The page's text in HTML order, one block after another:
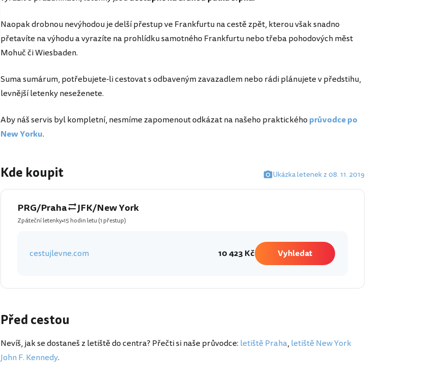
Naopak drobnou nevýhodou je delší přestup ve Frankfurtu na cestě zpět, kterou však snadno
přetavíte na výhodu a vyrazíte na prohlídku samotného Frankfurtu nebo třeba pohodových měst
Mohuč či Wiesbaden.
Suma sumárum, potřebujete-li cestovat s odbaveným zavazadlem nebo rádi plánujete v předstihu,
levnější letenky neseženete.
Aby náš servis byl kompletní, nesmíme zapomenout odkázat na našeho praktického průvodce po
New Yorku.
Kde koupit Ukázka letenek z 08. 11. 2019
PRG/Praha JFK/New York
Zpáteční letenky15 hodin letu (1 přestup)
cestujlevne.com 10 423 Kč Vyhledat
Před cestou
Nevíš, jak se dostaneš z letiště do centra? Přečti si naše průvodce: letiště Praha, letiště New York
John F. Kennedy.